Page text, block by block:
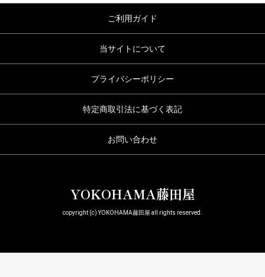
ご利用ガイド
当サイトについて
プライバシーポリシー
特定商取引法に基づく表記
お問い合わせ
YOKOHAMA藤田屋
copyright (c) YOKOHAMA藤田屋 all rights reserved.